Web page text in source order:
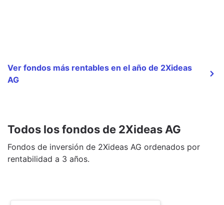
Ver fondos más rentables en el año de 2Xideas
AG
Todos los fondos de 2Xideas AG
Fondos de inversión de 2Xideas AG ordenados por
rentabilidad a 3 años.